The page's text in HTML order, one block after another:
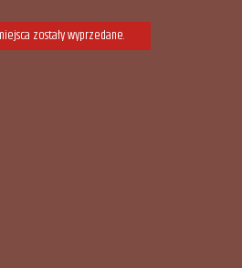
zostały wyprzedane.